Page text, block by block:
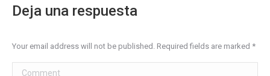
Deja una respuesta
Your email address will not be published. Required fields are marked *
Comment